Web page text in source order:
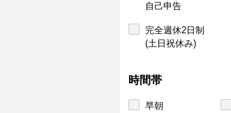
自己申告
完全週休2日制
(土日祝休み)
時間帯
早朝